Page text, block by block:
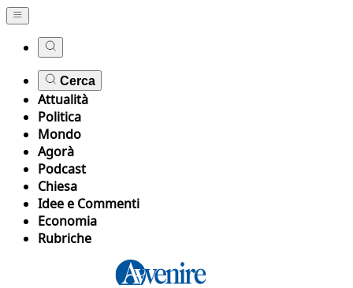
Cerca
Attualità
Politica
Mondo
Agorà
Podcast
Chiesa
Idee e Commenti
Economia
Rubriche